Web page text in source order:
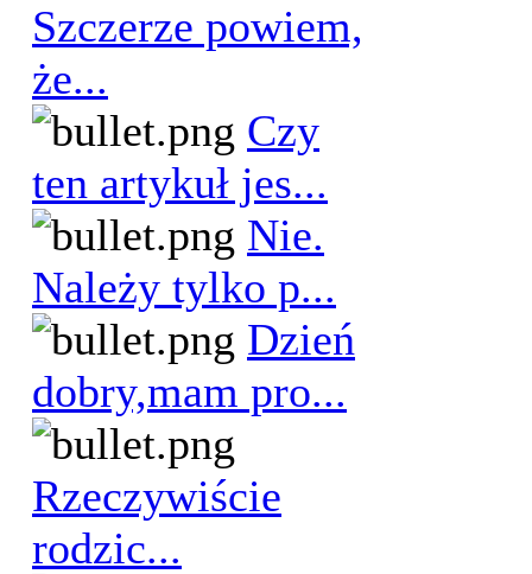
Szczerze powiem,
że...
Czy
ten artykuł jes...
Nie.
Należy tylko p...
Dzień
dobry,mam pro...
Rzeczywiście
rodzic...